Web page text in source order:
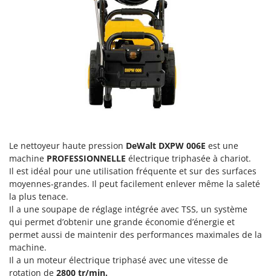
Groupes électrogènes
Gyrobroyeurs à lame pour tracteur
Haches - Cognées et Hachettes
Hachoirs à viande
Herses à Dents
L
Lames à neige
Lames niveleuses pour tracteur
Lave-vitres
Lieuses électriques pour vignes
M
Machines à pâtes
Eschenfelder
EuroMech
Eurosystems
F
FAC
Fama Industrie
Famag
Le nettoyeur haute pression DeWalt DXPW 006E est une
machine PROFESSIONNELLE électrique triphasée à chariot.
Il est idéal pour une utilisation fréquente et sur des surfaces
moyennes-grandes. Il peut facilement enlever même la saleté
la plus tenace.
Il a une soupape de réglage intégrée avec TSS, un système
qui permet d’obtenir une grande économie d’énergie et
permet aussi de maintenir des performances maximales de la
machine.
Il a un moteur électrique triphasé avec une vitesse de
rotation de 2800 tr/min.